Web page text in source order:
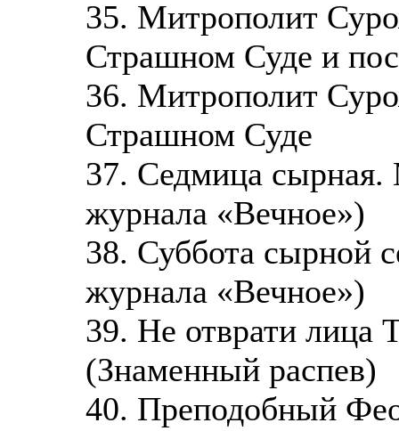
35. Митрополит
Страшном Суде и
36. Митрополит
Страшном Суде
37. Седмица сырная.
журнала «Вечное»)
38. Суббота сырной
журнала «Вечное»)
39. Не отврати лица
(Знаменный распев)
40. Преподобный